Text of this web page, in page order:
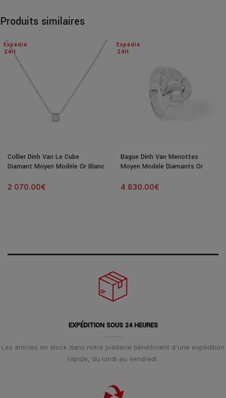
Produits similaires
24H
Expédié
Collier Dinh Van Le Cube
Diamant Moyen Modèle Or Blanc
2 070.00€
24H
Expédié
Bague Dinh Van Menottes
Moyen Modèle Diamants Or
4 830.00€
EXPÉDITION SOUS 24 HEURES
Les articles en stock dans notre joaillerie bénéficient d'une expédition
rapide, du lundi au vendredi.